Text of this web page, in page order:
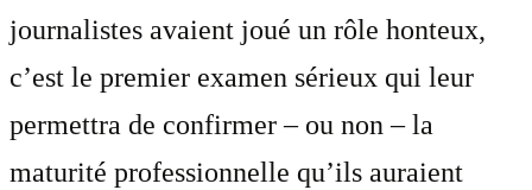
journalistes avaient joué un rôle honteux,
c’est le premier examen sérieux qui leur
permettra de confirmer – ou non – la
maturité professionnelle qu’ils auraient